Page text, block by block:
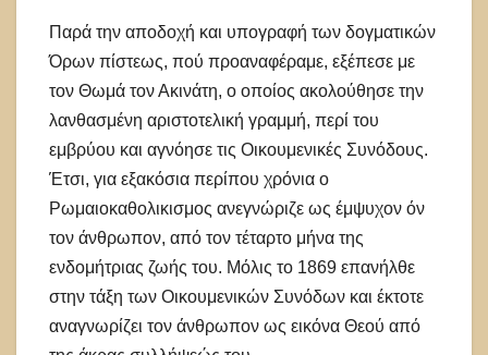
Παρά την αποδοχή και υπογραφή των δογματικών
Όρων πίστεως, πού προαναφέραμε, εξέπεσε με
τον Θωμά τον Ακινάτη, ο οποίος ακολούθησε την
λανθασμένη αριστοτελική γραμμή, περί του
εμβρύου και αγνόησε τις Οικουμενικές Συνόδους.
Έτσι, για εξακόσια περίπου χρόνια ο
Ρωμαιοκαθολικισμος ανεγνώριζε ως έμψυχον όν
τον άνθρωπον, από τον τέταρτο μήνα της
ενδομήτριας ζωής του. Μόλις το 1869 επανήλθε
στην τάξη των Οικουμενικών Συνόδων και έκτοτε
αναγνωρίζει τον άνθρωπον ως εικόνα Θεού από